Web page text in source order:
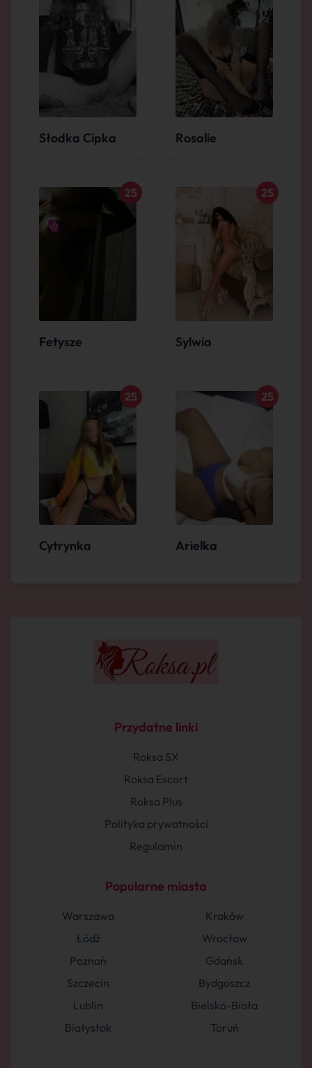
Słodka Cipka Rosalie
Fetysze
25
Sylwia
25
Cytrynka
25
Arielka
25
Przydatne linki
Roksa SX
Roksa Escort
Roksa Plus
Polityka prywatności
Regulamin
Popularne miasta
Warszawa
Kraków
Łódź
Wrocław
Poznań
Gdańsk
Szczecin
Bydgoszcz
Lublin
Bielsko-Biała
Białystok
Toruń